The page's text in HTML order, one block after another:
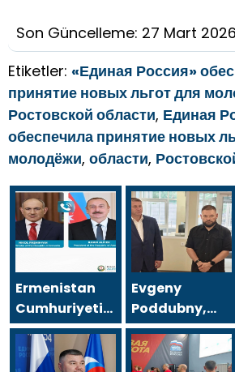
Son Güncelleme: 27 Mart 2026
Etiketler: «Единая Россия»
принятие новых льгот для
Ростовской области, Единая
обеспечила принятие новых
молодёжи, области,
Ermenistan
Cumhuriyeti
Başbakanı
Nikol
Evgeny
Poddubny,
yaralananları